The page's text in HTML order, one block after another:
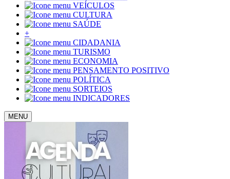
VEÍCULOS
CULTURA
SAÚDE
+
CIDADANIA
TURISMO
ECONOMIA
PENSAMENTO POSITIVO
POLÍTICA
SORTEIOS
INDICADORES
MENU